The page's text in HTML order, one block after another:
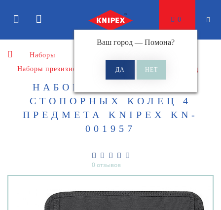
Ваш город — Помона?
0
Наборы
Наборы презизионных щипцов для стопорных колец
НАБОР ЩИПЦОВ ДЛЯ
СТОПОРНЫХ КОЛЕЦ 4
ПРЕДМЕТА KNIPEX KN-
001957
0 отзывов